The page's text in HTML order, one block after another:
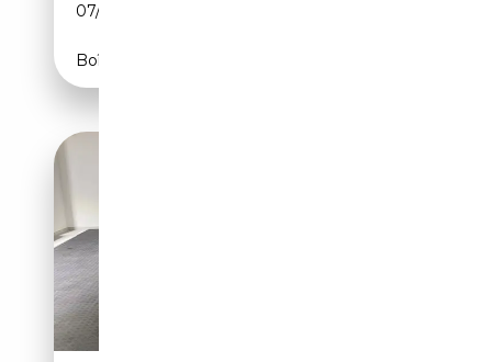
07/2005
Boîte automatique